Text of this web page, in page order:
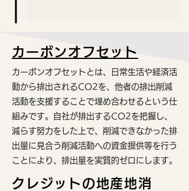
カーボンオフセット
カーボンオフセットとは、日常生活や経済活
動から排出されるCO2を、他者の排出削減
活動を支援することで埋め合わせるという仕
組みです。自社が排出するCO2を把握し、
減らす努力をした上で、削減できなかった排
出量に見合う削減活動への資金提供等を行う
ことにより、排出量を実質的ゼロにします。
クレジットの地産地消